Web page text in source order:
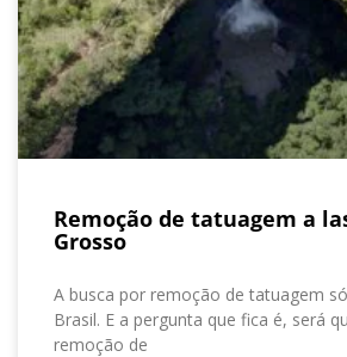
Remoção de tatuagem a
Grosso
A busca por remoção de tatuagem
Brasil. E a pergunta que fica é, será
remoção de